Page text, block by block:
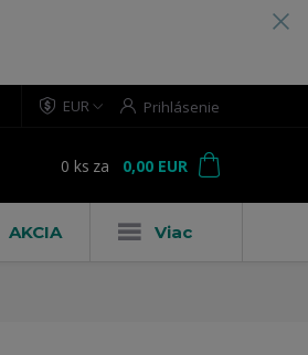
EUR Prihlásenie
0 ks za 0,00 EUR
AKCIA Viac